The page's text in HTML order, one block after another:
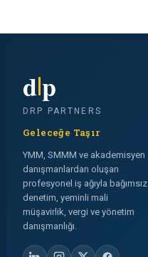
dp
DRP PARTNERS
Geleceğe Taşır
YMM, SMMM ve akademisyen
danışmanlardan oluşan
profesyonel iş ağıyla bağımsız
denetim, yeminli mali
müşavirlik, vergi ve yönetim
danışmanlığı.